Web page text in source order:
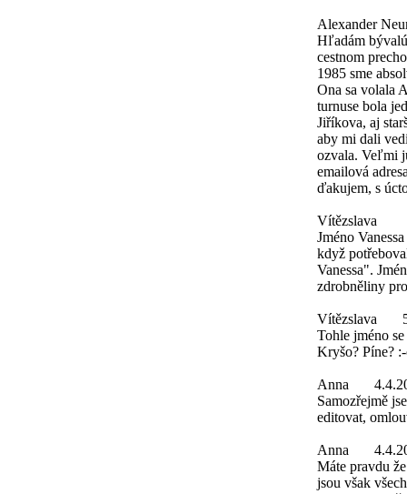
Alexander
Hľadám
cestnom
1985 sme
Ona sa volala
turnuse bola
Jiříkova, aj
aby mi dali
ozvala. Veľmi
emailová
ďakujem, s
Vítězslava
Jméno
když
Vanessa".
zdrobněliny
Vítězslava
Tohle jméno
Kryšo? Píne?
Anna
Samozřejmě
editovat,
Anna
Máte pravdu
jsou však